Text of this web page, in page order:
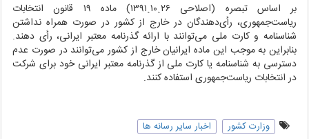
بر اساس تبصره (اصلاحی ۲۶ˏ۱۰ˏ۱۳۹۱) ماده ۱۹ قانون انتخابات
ریاست‌جمهوری، رأی‌دهندگان در خارج از کشور در صورت همراه نداشتن
شناسنامه و کارت ملی می‌توانند با ارائه گذرنامه معتبر ایرانی، رأی دهند.
بنابراین به موجب این ماده ایرانیان خارج از کشور می‌توانند در صورت عدم
دسترسی به شناسنامه یا کارت ملی از گذرنامه معتبر ایرانی خود برای شرکت
در انتخابات ریاست‌جمهوری استفاده کنند.
وزارت کشور
اخبار سایر رسانه ها